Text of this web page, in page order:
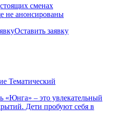
сменах
не анонсированы
Оставить заявку
Тематический
«Юнга» – это увлекательный
Дети пробуют себя в